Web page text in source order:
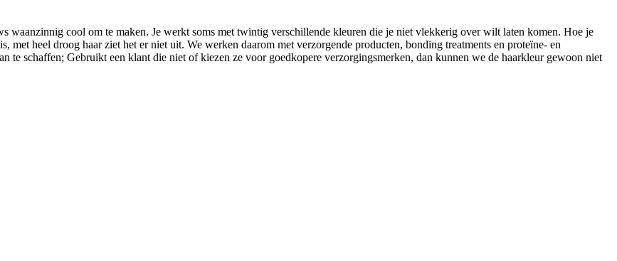
waanzinnig cool om te maken. Je werkt soms met twintig verschillende kleuren die je niet vlekkerig over wilt laten komen. Hoe je
heel droog haar ziet het er niet uit. We werken daarom met verzorgende producten, bonding treatments en proteïne- en
te schaffen; Gebruikt een klant die niet of kiezen ze voor goedkopere verzorgingsmerken, dan kunnen we de haarkleur gewoon niet